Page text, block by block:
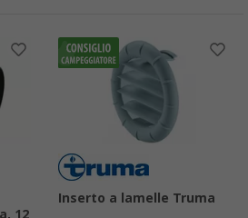
12
Inserto a lamelle Truma